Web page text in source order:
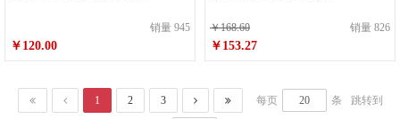
销量 945
￥120.00
￥168.60 销量 826
￥153.27
1 2 3 每页 条 跳转到